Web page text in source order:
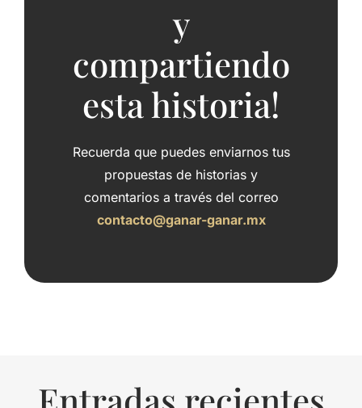
y
compartiendo
esta historia!
Recuerda que puedes enviarnos tus
propuestas de historias y
comentarios a través del correo
contacto@ganar-ganar.mx